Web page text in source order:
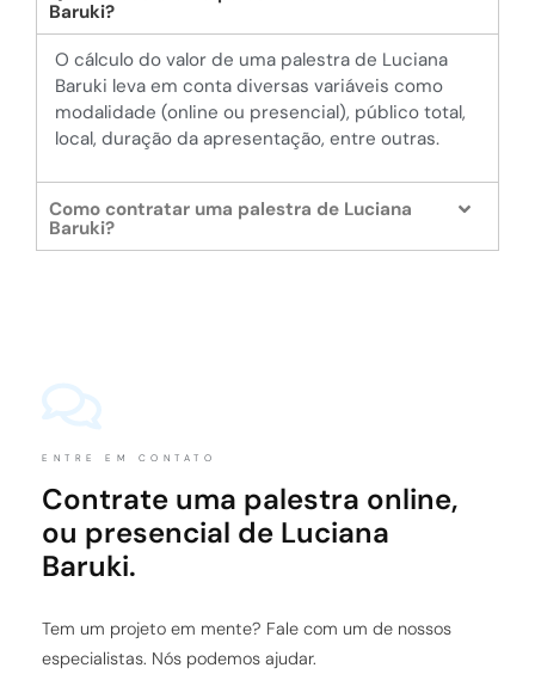
Baruki?
O cálculo do valor de uma palestra de Luciana
Baruki leva em conta diversas variáveis como
modalidade (online ou presencial), público total,
local, duração da apresentação, entre outras.
Como contratar uma palestra de Luciana
Baruki?
ENTRE EM CONTATO
Contrate uma palestra online,
ou presencial de Luciana
Baruki.
Tem um projeto em mente? Fale com um de nossos
especialistas. Nós podemos ajudar.